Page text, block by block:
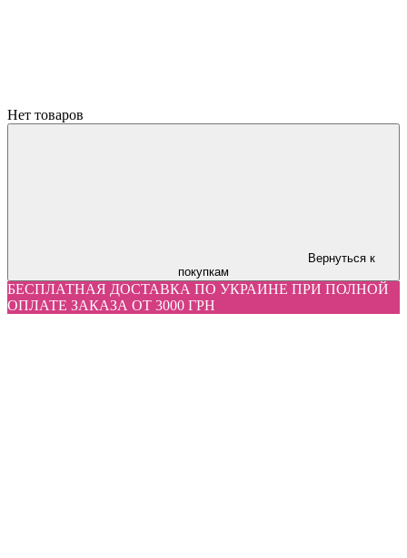
Нет товаров
Вернуться к
покупкам
БЕСПЛАТНАЯ ДОСТАВКА ПО УКРАИНЕ ПРИ ПОЛНОЙ
ОПЛАТЕ ЗАКАЗА ОТ 3000 ГРН